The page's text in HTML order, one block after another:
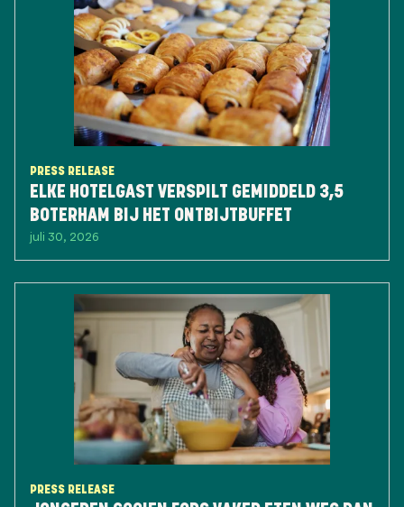
PRESS RELEASE
ELKE HOTELGAST VERSPILT GEMIDDELD 3,5
BOTERHAM BIJ HET ONTBIJTBUFFET
juli 30, 2026
PRESS RELEASE